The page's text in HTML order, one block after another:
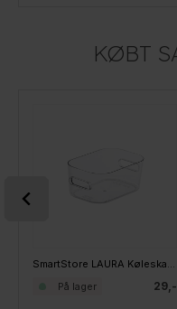
KØBT
SmartStore LAURA Køleskabskasse XS
29,-
På lager